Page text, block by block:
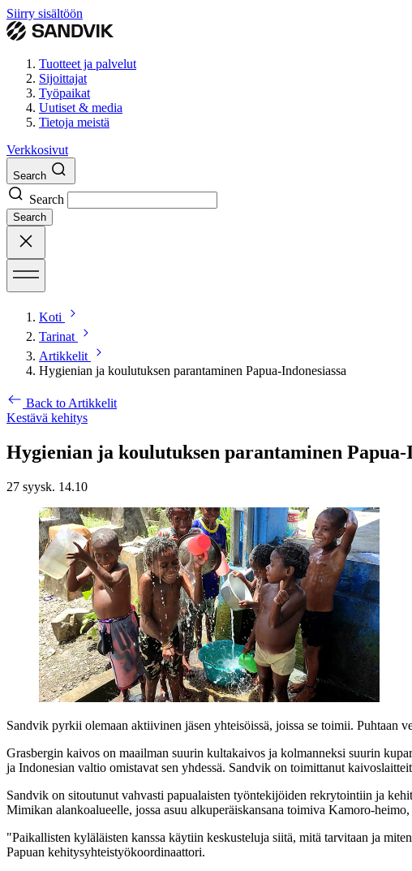
Siirry sisältöön
Tuotteet ja palvelut
Sijoittajat
Työpaikat
Uutiset & media
Tietoja meistä
Verkkosivut
Search
Search
Search
Koti
Tarinat
Artikkelit
Hygienian ja koulutuksen parantaminen Papua-Indonesiassa
Back to Artikkelit
Kestävä kehitys
Hygienian ja koulutuksen parantaminen Papua-
27 syysk. 14.10
Sandvik pyrkii olemaan aktiivinen jäsen yhteisöissä, joissa se toimii. Puhtaan
Grasbergin kaivos on maailman suurin kultakaivos ja kolmanneksi suurin
ja Indonesian valtio omistavat sen yhdessä. Sandvik on toimittanut
Sandvik on sitoutunut vahvasti papualaisten työntekijöiden rekrytointiin ja
Mimikan alankoalueelle, jossa asuu alkuperäiskansana toimiva Kamoro-
"Paikallisten kyläläisten kanssa käytiin keskusteluja siitä, mitä tarvitaan ja
Papuan kehitysyhteistyökoordinaattori.